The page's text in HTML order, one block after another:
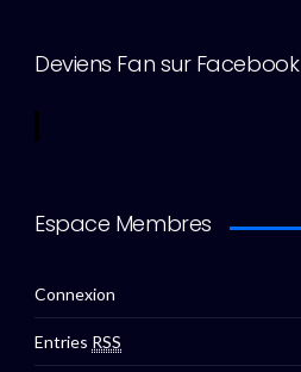
Deviens Fan sur Facebook
Espace Membres
Connexion
Entries RSS